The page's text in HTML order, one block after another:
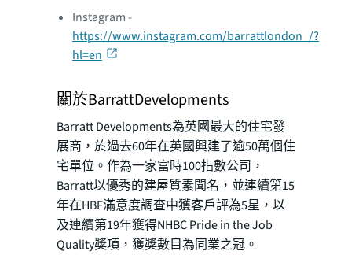
Instagram -
https://www.instagram.com/barrattlondon_/?
hl=en
關於BarrattDevelopments
Barratt Developments為英國最大的住宅發
展商，於過去60年在英國興建了逾50萬個住
宅單位。作為一家富時100指數公司，
Barratt以優秀的建屋質素聞名，並連續第15
年在HBF滿意度調查中獲客戶評為5星，以
及連續第19年獲得NHBC Pride in the Job
Quality獎項，獲獎數目為同業之冠。